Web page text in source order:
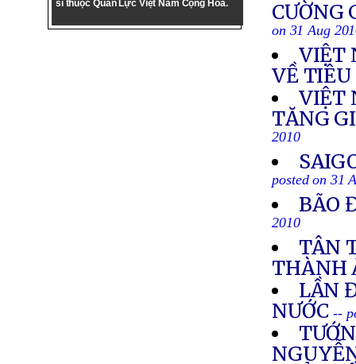
sĩ thuộc Quân Lực Việt Nam Cộng Hòa.
CƯỜNG
on 31 Aug
VIỆT
VỀ
VIỆT
TĂNG
2010
posted on 31
BÃO
2010
TÂN
THÀNH
LẦN
NƯỚC --